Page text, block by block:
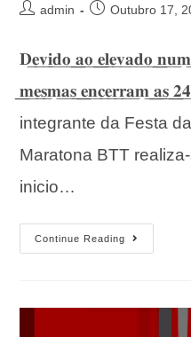
admin Outubro 17,
𝐃͟𝐞͟𝐯͟𝐢͟𝐝͟𝐨͟ ͟𝐚͟𝐨͟ ͟𝐞͟𝐥͟𝐞͟𝐯͟𝐚͟𝐝͟𝐨͟
͟𝐦͟𝐞͟𝐬͟𝐦͟𝐚͟𝐬͟ ͟𝐞͟𝐧͟𝐜͟𝐞͟𝐫͟𝐫͟𝐚͟𝐦͟ ͟𝐚͟𝐬͟
integrante da Festa
Maratona BTT
inicio…
Continue Reading